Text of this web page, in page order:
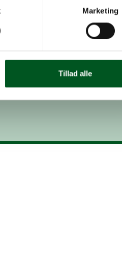
Marketing
Tillad alle